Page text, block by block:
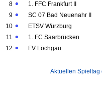
8
1. FFC Frankfurt II
9
SC 07 Bad Neuenahr II
10
ETSV Würzburg
11
1. FC Saarbrücken
12
FV Löchgau
Aktuellen Spieltag